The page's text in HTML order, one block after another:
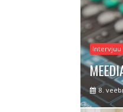
Intervjuu
8.